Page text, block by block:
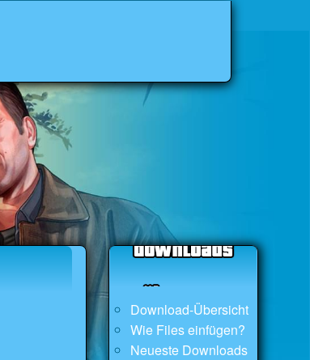
Download-Übersicht
Wie Files einfügen?
Neueste Downloads